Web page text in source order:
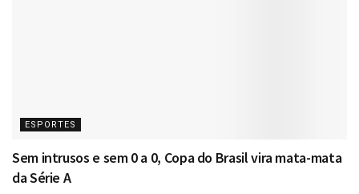
ESPORTES
Sem intrusos e sem 0 a 0, Copa do Brasil vira mata-mata
da Série A